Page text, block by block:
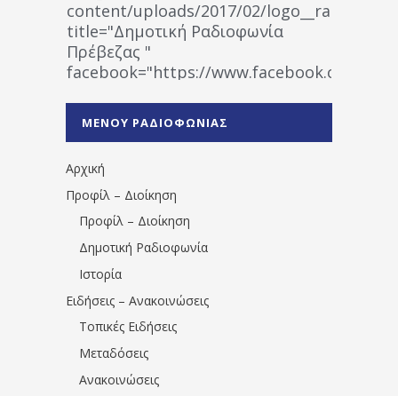
content/uploads/2017/02/
title="Δημοτική Ραδιοφωνία
Πρέβεζας "
facebook="https://www.facebook.com/
1531194763766854/" artist="" ]
ΜΕΝΟΥ ΡΑΔΙΟΦΩΝΙΑΣ
Αρχική
Προφίλ – Διοίκηση
Προφίλ – Διοίκηση
Δημοτική Ραδιοφωνία
Ιστορία
Ειδήσεις – Ανακοινώσεις
Τοπικές Ειδήσεις
Μεταδόσεις
Ανακοινώσεις